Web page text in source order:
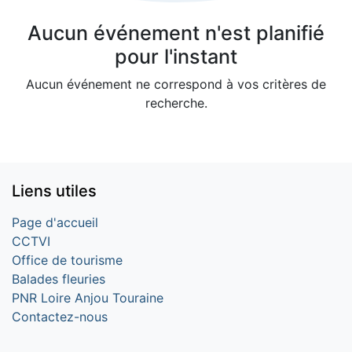
Aucun événement n'est planifié
pour l'instant
Aucun événement ne correspond à vos critères de
recherche.
Liens utiles
Page d'accueil
CCTVI
Office de tourisme
Balades fleuries
PNR Loire Anjou Touraine
Contactez-nous